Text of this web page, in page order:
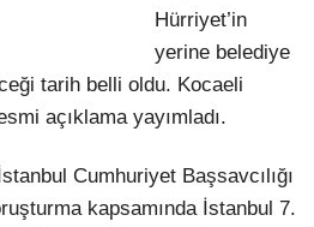
Hürriyet’in
yerine belediye
tarih belli oldu. Kocaeli
açıklama yayımladı.
Cumhuriyet Başsavcılığı
kapsamında İstanbul 7.